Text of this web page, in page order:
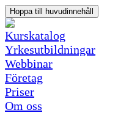
Hoppa till huvudinnehåll
Kurskatalog
Yrkesutbildningar
Webbinar
Företag
Priser
Om oss